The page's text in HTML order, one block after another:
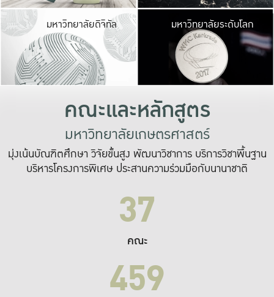
มหาวิทยาลัยดิจิทัล มหาวิ
เปลี่ยนแปลง แล
เพื่อทำง
ระบบสารสนเทศ
มหาวิทยาลัยระดับโลก
คณะและหลักสูตร
มหาวิทยาลัยเกษตรศาสตร์
มุ่งเน้นบัณฑิตศึกษา วิจัยขั้นสูง พัฒนาวิชาการ บริการวิชาพื้นฐาน
บริหารโครงการพิเศษ ประสานความร่วมมือกับนานาชาติ
37
คณะ
459